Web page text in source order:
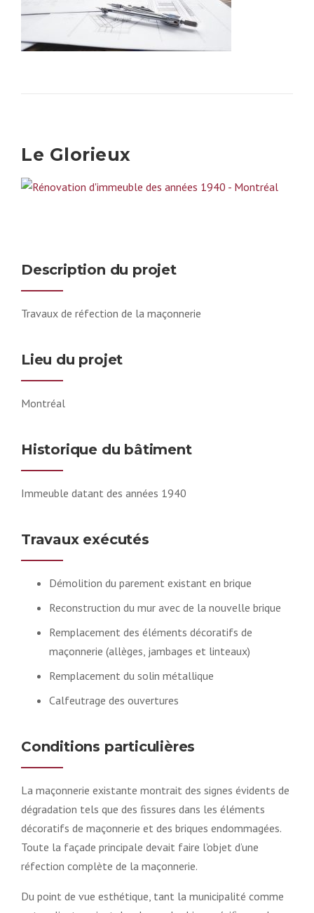
Le Glorieux
Description du projet
Travaux de réfection de la maçonnerie
Lieu du projet
Montréal
Historique du bâtiment
Immeuble datant des années 1940
Travaux exécutés
Démolition du parement existant en brique
Reconstruction du mur avec de la nouvelle brique
Remplacement des éléments décoratifs de
maçonnerie (allèges, jambages et linteaux)
Remplacement du solin métallique
Calfeutrage des ouvertures
Conditions particulières
La maçonnerie existante montrait des signes évidents de
dégradation tels que des ﬁssures dans les éléments
décoratifs de maçonnerie et des briques endommagées.
Toute la façade principale devait faire l’objet d’une
réfection complète de la maçonnerie.
Du point de vue esthétique, tant la municipalité comme